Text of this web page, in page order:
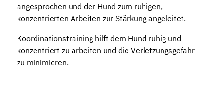
angesprochen und der Hund zum ruhigen,
konzentrierten Arbeiten zur Stärkung angeleitet.
Koordinationstraining hilft dem Hund ruhig und
konzentriert zu arbeiten und die Verletzungsgefahr
zu minimieren.